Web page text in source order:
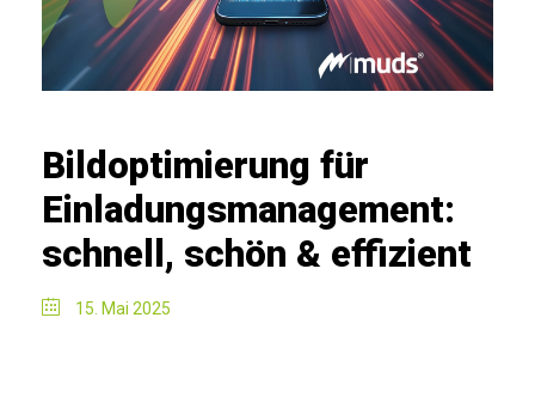
Bildoptimierung für
Einladungsmanagement:
schnell, schön & effizient
15. Mai 2025